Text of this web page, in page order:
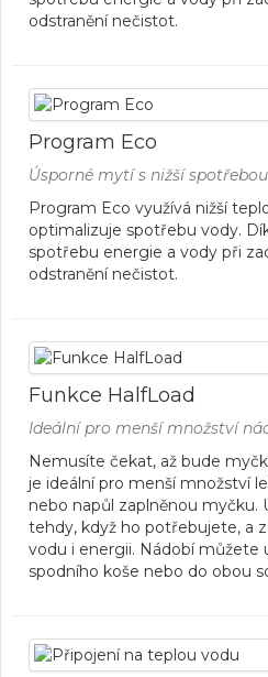
odstranění nečistot.
Program Eco
Úsporné mytí s nižší
Program Eco využívá nižší
optimalizuje spotřebu vody.
spotřebu energie a vody při
odstranění nečistot.
Funkce HalfLoad
Ideální pro menší množství
Nemusíte čekat, až bude
je ideální pro menší množství
nebo napůl zaplněnou
tehdy, když ho potřebujete, a
vodu i energii. Nádobí můžete
spodního koše nebo do obou